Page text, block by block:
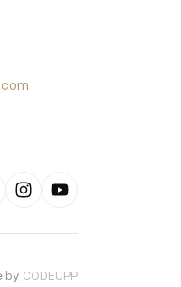
by CODEUPP